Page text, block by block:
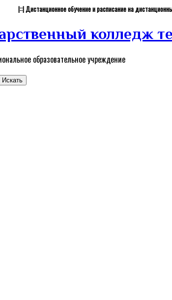
|::| Дистанционное обучение и расписание на
колледж
образовательное учреждение